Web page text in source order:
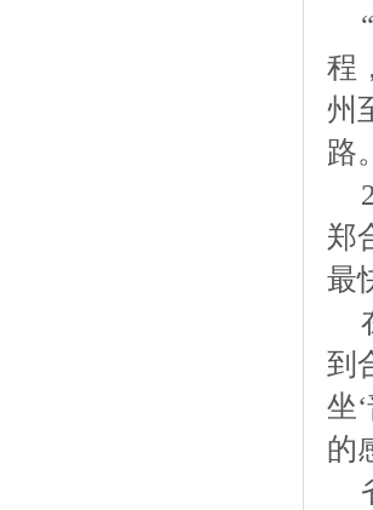
程
州
路。
郑
最
到
坐
的